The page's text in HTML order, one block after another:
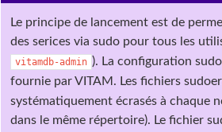
Le principe de lancement est de
des serices via sudo pour tous les
vitamdb-admin ). La configuration
fournie par VITAM. Les fichiers
systématiquement écrasés à chaque
dans le même répertoire). Le fichier